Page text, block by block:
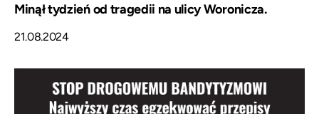
Minął tydzień od tragedii na ulicy Woronicza.
21.08.2024